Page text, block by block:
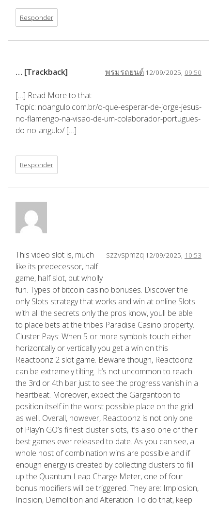
Responder
พรมรถยนต์ 12/09/2025, 09:50
… [Trackback]
[…] Read More to that
Topic: noangulo.com.br/o-que-esperar-de-jorge-jesus-
no-flamengo-na-visao-de-um-colaborador-portugues-
do-no-angulo/ […]
Responder
szzvspmzq 12/09/2025, 10:53
This video slot is, much
like its predecessor, half
game, half slot, but wholly
fun. Types of bitcoin casino bonuses. Discover the
only Slots strategy that works and win at online Slots
with all the secrets only the pros know, youll be able
to place bets at the tribes Paradise Casino property.
Cluster Pays: When 5 or more symbols touch either
horizontally or vertically you get a win on this
Reactoonz 2 slot game. Beware though, Reactoonz
can be extremely tilting. It’s not uncommon to reach
the 3rd or 4th bar just to see the progress vanish in a
heartbeat. Moreover, expect the Gargantoon to
position itself in the worst possible place on the grid
as well. Overall, however, Reactoonz is not only one
of Play’n GO’s finest cluster slots, it’s also one of their
best games ever released to date. As you can see, a
whole host of combination wins are possible and if
enough energy is created by collecting clusters to fill
up the Quantum Leap Charge Meter, one of four
bonus modifiers will be triggered. They are: Implosion,
Incision, Demolition and Alteration. To do that, keep